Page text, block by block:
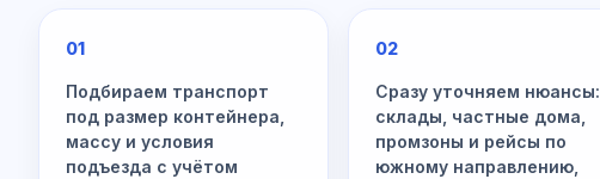
01
Подбираем транспорт
под размер контейнера,
массу и условия
подъезда с учётом
02
Сразу уточняем нюансы:
склады, частные дома,
промзоны и рейсы по
южному направлению,